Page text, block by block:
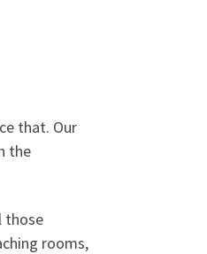
that. Our
the
those
rooms,